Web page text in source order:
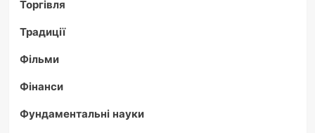
Торгівля
Традиції
Фільми
Фінанси
Фундаментальні науки